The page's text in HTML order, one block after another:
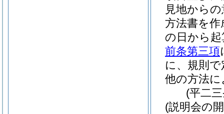
見地から
方法書を
の日から
前条第三項
に、規則
他の方法
(平二
(説明会の